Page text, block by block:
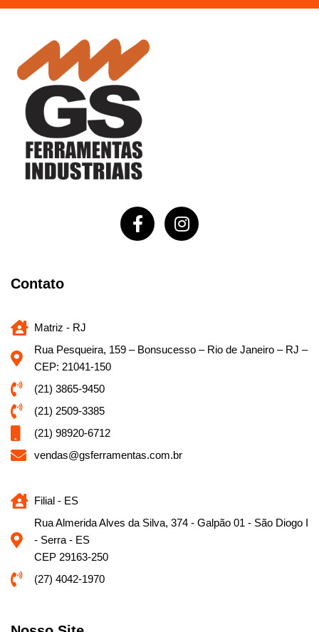
Contato
Matriz - RJ
Rua Pesqueira, 159 – Bonsucesso – Rio de Janeiro – RJ –
CEP: 21041-150
(21) 3865-9450
(21) 2509-3385
(21) 98920-6712
vendas@gsferramentas.com.br
Filial - ES
Rua Almerida Alves da Silva, 374 - Galpão 01 - São Diogo I
- Serra - ES
CEP 29163-250
(27) 4042-1970